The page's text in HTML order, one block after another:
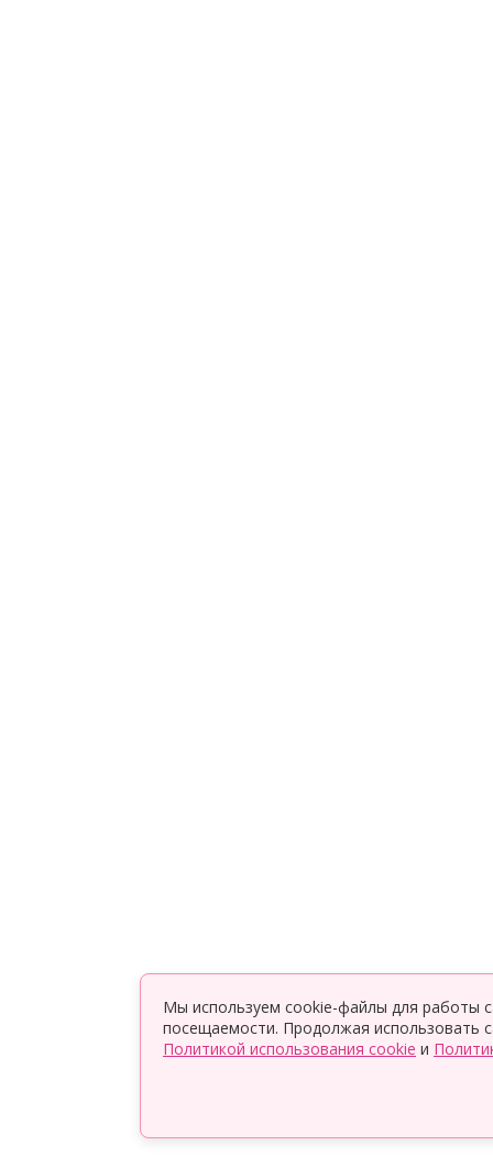
Мы используем cookie-файлы для работы
посещаемости. Продолжая использовать
Политикой использования cookie и